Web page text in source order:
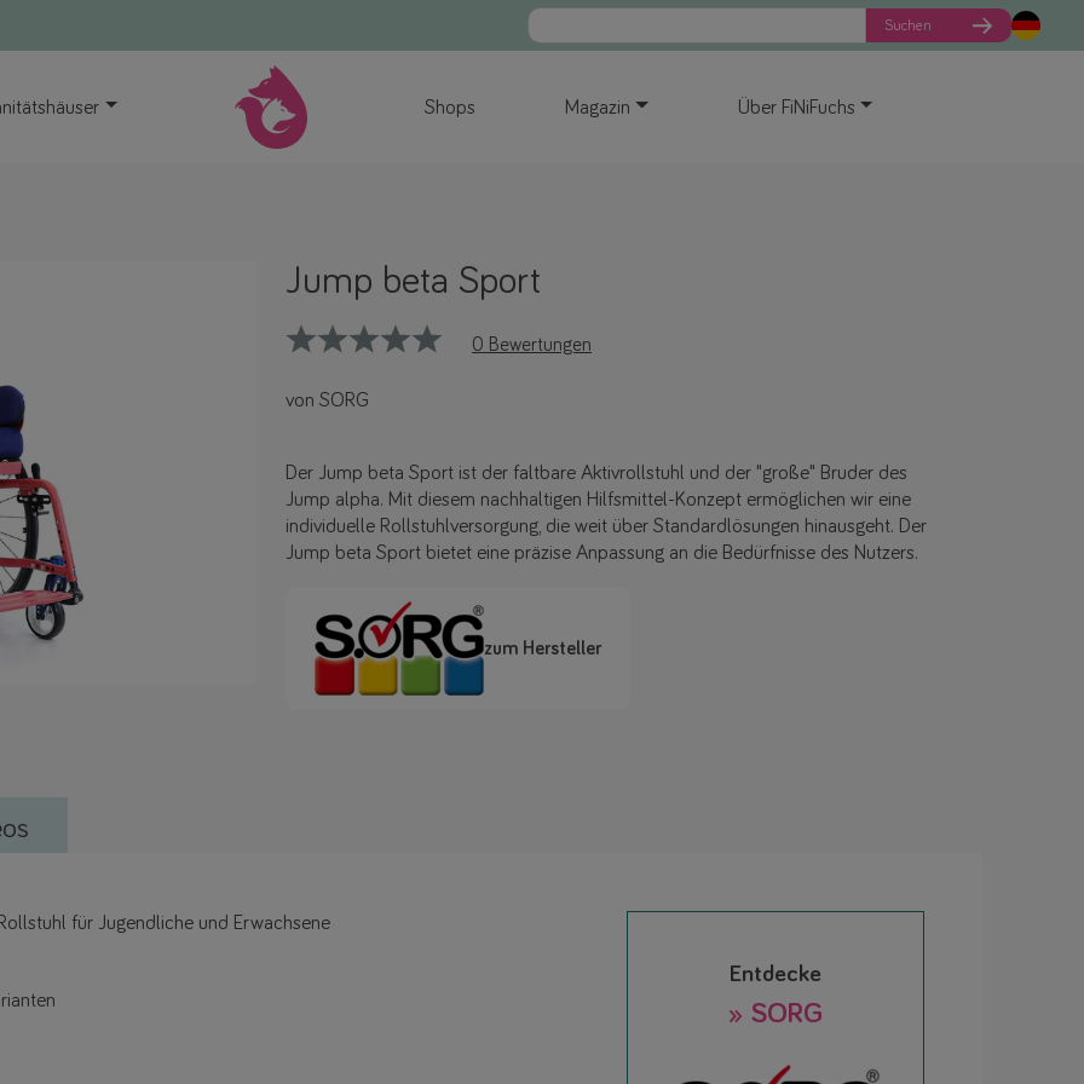
Suchen
Shops Magazin Über FiNiFuchs
Jump beta Sport
0 Bewertungen
von SORG
Der Jump beta Sport ist der faltbare Aktivrollstuhl und der "große" Bruder des
Jump alpha. Mit diesem nachhaltigen Hilfsmittel-Konzept ermöglichen wir eine
individuelle Rollstuhlversorgung, die weit über Standardlösungen hinausgeht. Der
Jump beta Sport bietet eine präzise Anpassung an die Bedürfnisse des Nutzers.
zum Hersteller
für Jugendliche und Erwachsene
Entdecke
» SORG